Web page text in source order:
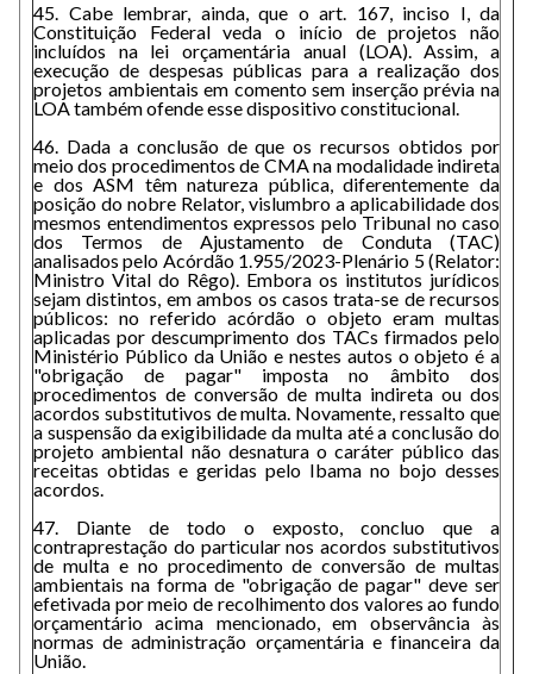
45. Cabe lembrar, ainda, que o art. 167, inciso I, da
Constituição Federal veda o início de projetos não
incluídos na lei orçamentária anual (LOA). Assim, a
execução de despesas públicas para a realização dos
projetos ambientais em comento sem inserção prévia na
LOA também ofende esse dispositivo constitucional.
46. Dada a conclusão de que os recursos obtidos por
meio dos procedimentos de CMA na modalidade indireta
e dos ASM têm natureza pública, diferentemente da
posição do nobre Relator, vislumbro a aplicabilidade dos
mesmos entendimentos expressos pelo Tribunal no caso
dos Termos de Ajustamento de Conduta (TAC)
analisados pelo Acórdão 1.955/2023-Plenário 5 (Relator:
Ministro Vital do Rêgo). Embora os institutos jurídicos
sejam distintos, em ambos os casos trata-se de recursos
públicos: no referido acórdão o objeto eram multas
aplicadas por descumprimento dos TACs firmados pelo
Ministério Público da União e nestes autos o objeto é a
"obrigação de pagar" imposta no âmbito dos
procedimentos de conversão de multa indireta ou dos
acordos substitutivos de multa. Novamente, ressalto que
a suspensão da exigibilidade da multa até a conclusão do
projeto ambiental não desnatura o caráter público das
receitas obtidas e geridas pelo Ibama no bojo desses
acordos.
47. Diante de todo o exposto, concluo que a
contraprestação do particular nos acordos substitutivos
de multa e no procedimento de conversão de multas
ambientais na forma de "obrigação de pagar" deve ser
efetivada por meio de recolhimento dos valores ao fundo
orçamentário acima mencionado, em observância às
normas de administração orçamentária e financeira da
União.